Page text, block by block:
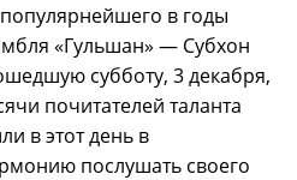
в годы
«Гульшан» — Субхон
субботу, 3 декабря,
почитателей таланта
в этот день в
послушать своего